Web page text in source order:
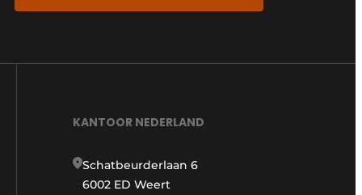
KANTOOR NEDERLAND
Schatbeurderlaan 6
6002 ED Weert